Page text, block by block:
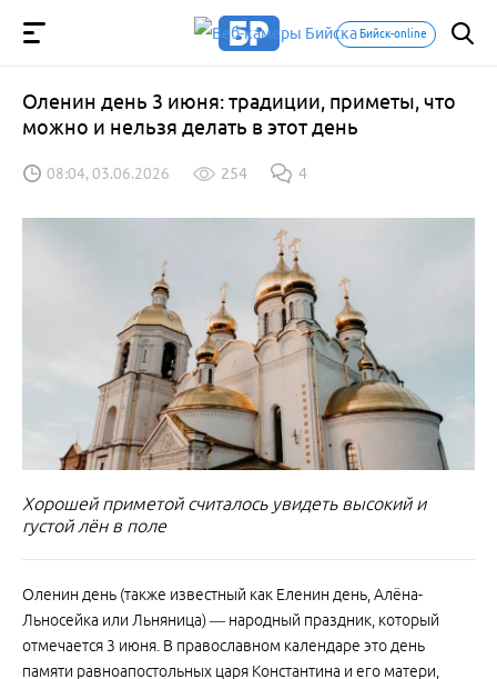
Бийск-online
Оленин день 3 июня: традиции, приметы, что
можно и нельзя делать в этот день
08:04, 03.06.2026 254 4
Хорошей приметой считалось увидеть высокий и
густой лён в поле
Оленин день (также известный как Еленин день, Алёна-
Льносейка или Льняница) — народный праздник, который
отмечается 3 июня. В православном календаре это день
памяти равноапостольных царя Константина и его матери,